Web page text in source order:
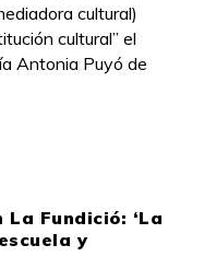
cultural)
cultural” el
Antonia Puyó de
Fundició: ‘La
y